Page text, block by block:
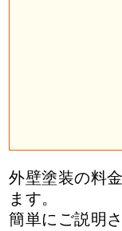
外壁塗装の料
ます。
簡単にご説明